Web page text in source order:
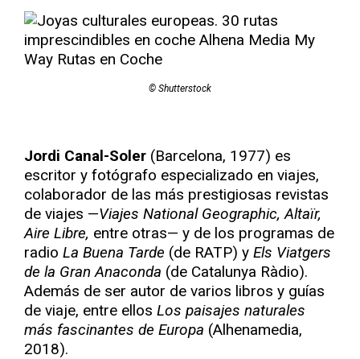
© Shutterstock
Jordi Canal-Soler (Barcelona, 1977) es
escritor y fotógrafo especializado en viajes,
colaborador de las más prestigiosas revistas
de viajes —Viajes National Geographic, Altaïr,
Aire Libre, entre otras— y de los programas de
radio La Buena Tarde (de RATP) y Els Viatgers
de la Gran Anaconda (de Catalunya Ràdio).
Además de ser autor de varios libros y guías
de viaje, entre ellos Los paisajes naturales
más fascinantes de Europa (Alhenamedia,
2018).